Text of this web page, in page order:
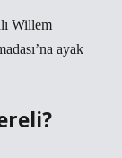
Willem
ayak